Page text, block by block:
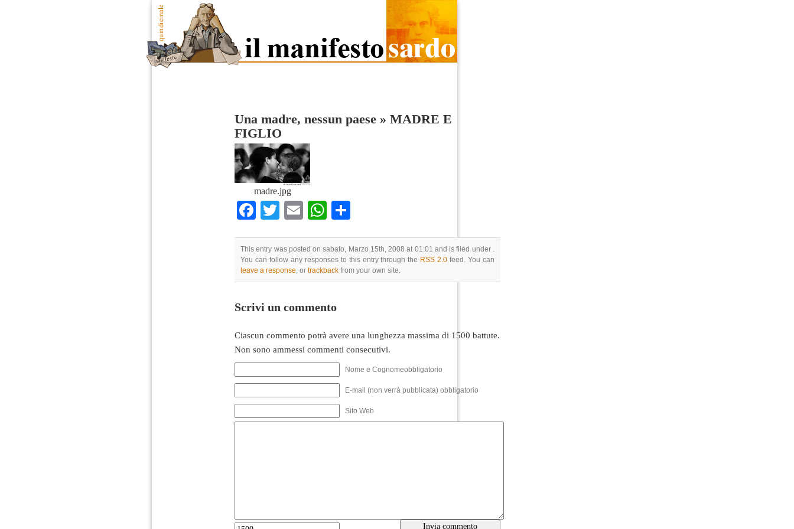
Una madre, nessun paese » MADRE E
FIGLIO
madre.jpg
Facebook
Twitter
EmailWhatsApp
This entry was posted on sabato, Marzo 15th, 2008 at 01:01 and is filed under .
You can follow any responses to this entry through the RSS 2.0 feed. You can
leave a response , or trackback from your own site.
Scrivi un commento
Ciascun commento potrà avere una lunghezza massima di 1500 battute.
Non sono ammessi commenti consecutivi.
Nome e Cognomeobbligatorio
E-mail (non verrà pubblicata) obbligatorio
Sito Web